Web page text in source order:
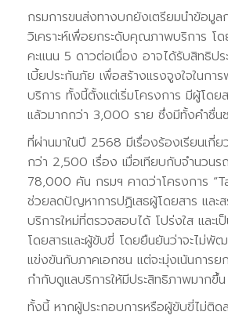
กรมการขนส่งทางบกยังเตรียมนำข้อมูลก
วิเคราะห์เพื่อยกระดับคุณภาพบริการ โ
คะแนน 5 ดาวต่อเนื่อง อาจได้รับสิทธิป
เบี้ยประกันภัย เพื่อสร้างแรงจูงใจในกา
บริการ ทั้งนี้ตั้งแต่เริ่มโครงการ มีผู้โดยส
แล้วมากกว่า 3,000 ราย ซึ่งมีทั้งคำชื่น
ที่ผ่านมาในปี 2568 มีเรื่องร้องเรียนเกี่
กว่า 2,500 เรื่อง เมื่อเทียบกับจำนวนร
78,000 คัน กรมฯ คาดว่าโครงการ
ช่วยลดปัญหาการปฏิเสธผู้โดยสาร และส
บริการใหม่ที่ตรวจสอบได้ โปร่งใส และ
โดยสารและผู้ขับขี่ โดยยืนยันว่าจะไม่พั
แข่งขันกับภาคเอกชน แต่จะมุ่งเน้นการ
กำกับดูแลบริการให้มีประสิทธิภาพมากขึ้น
ทั้งนี้ หากผู้ประกอบการหรือผู้ขับขี่ไม่ติด